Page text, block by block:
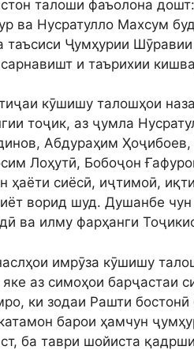
талоши фаъолона
ва Нусратулло Махсум
таъсиси Ҷумҳурии
и таърихии
кӯшишу талошҳои
тоҷик, аз ҷумла
Абдураҳим
Лоҳутӣ, Бобоҷон
ҳаёти сиёсӣ, иҷтимоӣ,
ворид шуд. Душанбе
ва илму фарҳанги
имрӯза кӯшишу
аз симоҳои барҷастаи
ки зодаи Рашти бостонӣ
барои ҳамчун
ба таври шойиста